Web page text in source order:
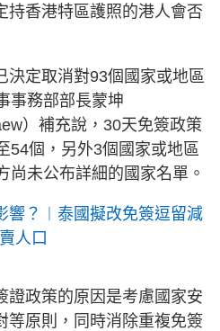
持香港特區護照的港人會否
決定取消對93個國家或地區
事務部部長蒙坤
）補充說，30天免簽政策
54個，另外3個國家或地區
尚未公布詳細的國家名單。
響？︱泰國擬改免簽逗留減
人口
證政策的原因是考慮國家安
等原則，同時消除重複免簽